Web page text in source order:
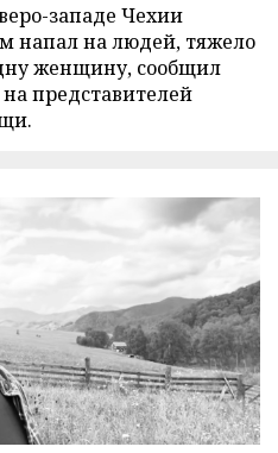
западе Чехии
напал на людей, тяжело
женщину, сообщил
представителей